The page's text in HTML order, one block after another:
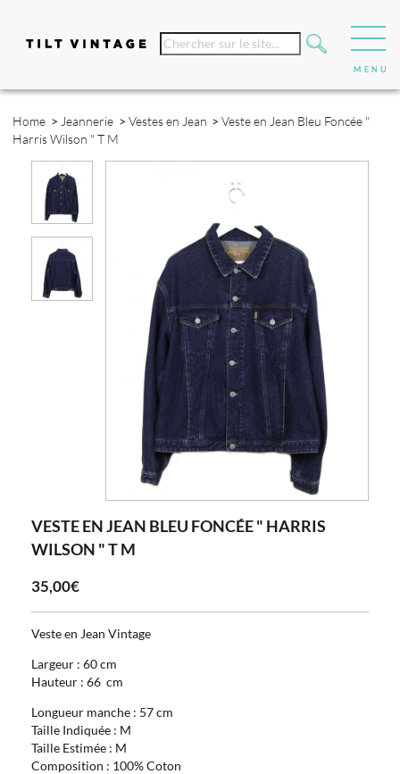
Home > Jeannerie > Vestes en Jean >Veste en Jean Bleu Foncée "
Harris Wilson " T M
VESTE EN JEAN BLEU FONCÉE " HARRIS
WILSON " T M
35,00€
Veste en Jean Vintage
Largeur : 60 cm
Hauteur : 66 cm
Longueur manche : 57 cm
Taille Indiquée : M
Taille Estimée : M
Composition : 100% Coton